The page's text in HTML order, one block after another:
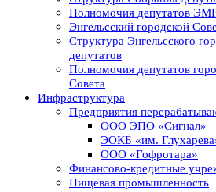
Полномочия депутатов
Энгельсский городской
Структура Энгельсского
депутатов
Полномочия депутатов
Совета
Инфраструктура
Предприятия
ООО ЭПО «Сигнал»
ЭОКБ «им.
ООО «Гофротара»
Финансово-кредитные
Пищевая промышленность